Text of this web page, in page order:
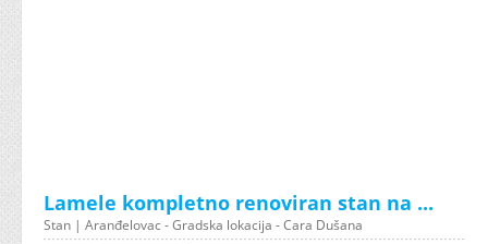
Lamele kompletno renoviran stan na ...
Stan | Aranđelovac - Gradska lokacija - Cara Dušana